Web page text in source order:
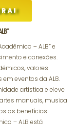
– ALB” e
e conexões.
valores
eventos da ALB.
artística e eleve
manuais, musica
os benefícios
– ALB está